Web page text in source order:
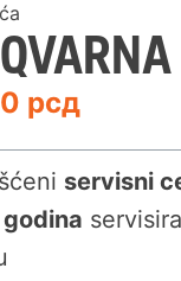
рсд
servisni